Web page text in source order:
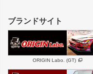
GS350
SC
スバル
ボンネット
フェンダー
サイドパーツ
ハイエースパーツ
ブランドサイト
ORIGIN Labo. (GT)